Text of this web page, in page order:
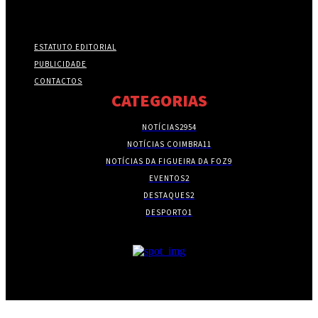
ESTATUTO EDITORIAL
PUBLICIDADE
CONTACTOS
CATEGORIAS
NOTÍCIAS2954
NOTÍCIAS COIMBRA11
NOTÍCIAS DA FIGUEIRA DA FOZ9
EVENTOS2
DESTAQUES2
DESPORTO1